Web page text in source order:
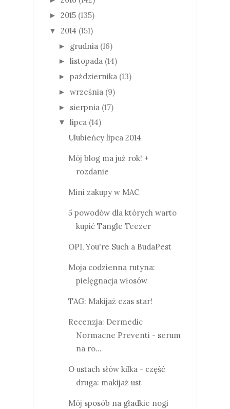
► 2015 (135)
▼ 2014 (151)
► grudnia (16)
► listopada (14)
► października (13)
► września (9)
► sierpnia (17)
▼ lipca (14)
Ulubieńcy lipca 2014
Mój blog ma już rok! +
rozdanie
Mini zakupy w MAC
5 powodów dla których warto
kupić Tangle Teezer
OPI, You're Such a BudaPest
Moja codzienna rutyna:
pielęgnacja włosów
TAG: Makijaż czas star!
Recenzja: Dermedic
Normacne Preventi - serum
na ro...
O ustach słów kilka - część
druga: makijaż ust
Mój sposób na gładkie nogi